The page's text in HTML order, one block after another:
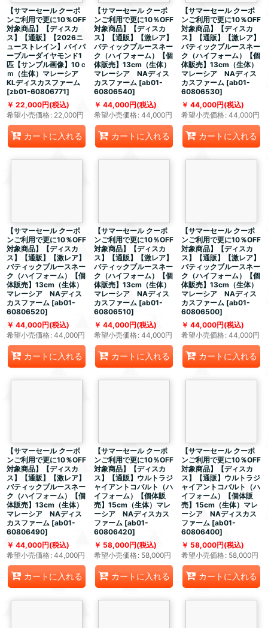
【サマーセール クーポ
ンご利用で更に10％OFF
対象商品】【ディスカ
ス】【通販】【2026ニ
ューストレイン】バイパ
ーブルーダイヤモンド1
匹【サンプル画像】10ｃ
ｍ（生体）マレーシア
KLディスカスファーム
[zb01-60806771]
22,000円(税込)
希望小売価格: 22,000円
カートに入れる
【サマーセール クーポ
ンご利用で更に10％OFF
対象商品】【ディスカ
ス】【通販】【激レア】
バティックブルースネー
ク（ハイフォーム）【個
体販売】13cm（生体）
マレーシア NAディス
カスファーム [ab01-
60806540]
44,000円(税込)
希望小売価格: 44,000円
カートに入れる
【サマーセール クーポ
ンご利用で更に10％OFF
対象商品】【ディスカ
ス】【通販】【激レア】
バティックブルースネー
ク（ハイフォーム）【個
体販売】13cm（生体）
マレーシア NAディス
カスファーム [ab01-
60806530]
44,000円(税込)
希望小売価格: 44,000円
カートに入れる
【サマーセール クーポ
ンご利用で更に10％OFF
対象商品】【ディスカ
ス】【通販】【激レア】
バティックブルースネー
ク（ハイフォーム）【個
体販売】13cm（生体）
マレーシア NAディス
カスファーム [ab01-
60806520]
44,000円(税込)
希望小売価格: 44,000円
カートに入れる
【サマーセール クーポ
ンご利用で更に10％OFF
対象商品】【ディスカ
ス】【通販】【激レア】
バティックブルースネー
ク（ハイフォーム）【個
体販売】13cm（生体）
マレーシア NAディス
カスファーム [ab01-
60806510]
44,000円(税込)
希望小売価格: 44,000円
カートに入れる
【サマーセール クーポ
ンご利用で更に10％OFF
対象商品】【ディスカ
ス】【通販】【激レア】
バティックブルースネー
ク（ハイフォーム）【個
体販売】13cm（生体）
マレーシア NAディス
カスファーム [ab01-
60806500]
44,000円(税込)
希望小売価格: 44,000円
カートに入れる
【サマーセール クーポ
ンご利用で更に10％OFF
対象商品】【ディスカ
ス】【通販】【激レア】
バティックブルースネー
ク（ハイフォーム）【個
体販売】13cm（生体）
マレーシア NAディス
カスファーム [ab01-
60806490]
44,000円(税込)
希望小売価格: 44,000円
カートに入れる
【サマーセール クーポ
ンご利用で更に10％OFF
対象商品】【ディスカ
ス】【通販】ウルトラジ
ャイアントコバルト（ハ
イフォーム）【個体販
売】15cm（生体）マレ
ーシア NAディスカス
ファーム [ab01-
60806420]
58,000円(税込)
希望小売価格: 58,000円
カートに入れる
【サマーセール クーポ
ンご利用で更に10％OFF
対象商品】【ディスカ
ス】【通販】ウルトラジ
ャイアントコバルト（ハ
イフォーム）【個体販
売】15cm（生体）マレ
ーシア NAディスカス
ファーム [ab01-
60806400]
58,000円(税込)
希望小売価格: 58,000円
カートに入れる